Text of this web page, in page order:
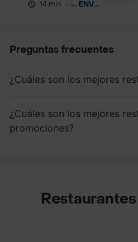
14 min · ENVÍO GRATIS
Preguntas frecuentes
¿Cuáles son los mejores
¿Cuáles son los mejores
promociones?